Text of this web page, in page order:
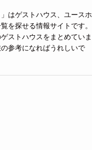
」はゲストハウス、ユースホ
を探せる情報サイトです。
ストハウスをまとめていま
参考になればうれしいで